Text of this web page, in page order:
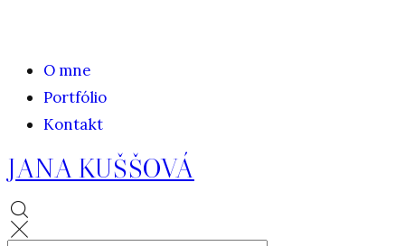
O mne
Portfólio
Kontakt
JANA KUŠŠOVÁ